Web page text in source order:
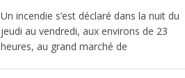
Un incendie s’est déclaré dans la nuit du
jeudi au vendredi, aux environs de 23
heures, au grand marché de